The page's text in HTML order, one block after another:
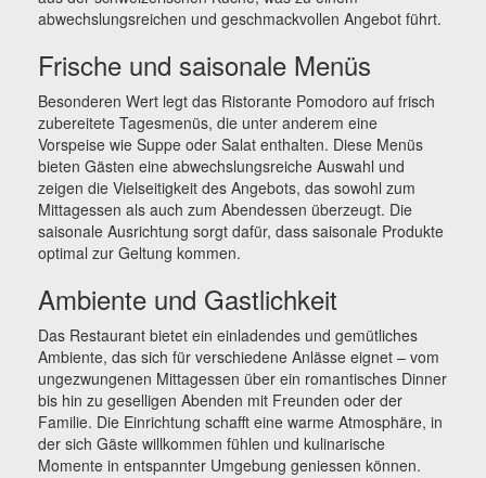
abwechslungsreichen und geschmackvollen Angebot führt.
Frische und saisonale Menüs
Besonderen Wert legt das Ristorante Pomodoro auf frisch
zubereitete Tagesmenüs, die unter anderem eine
Vorspeise wie Suppe oder Salat enthalten. Diese Menüs
bieten Gästen eine abwechslungsreiche Auswahl und
zeigen die Vielseitigkeit des Angebots, das sowohl zum
Mittagessen als auch zum Abendessen überzeugt. Die
saisonale Ausrichtung sorgt dafür, dass saisonale Produkte
optimal zur Geltung kommen.
Ambiente und Gastlichkeit
Das Restaurant bietet ein einladendes und gemütliches
Ambiente, das sich für verschiedene Anlässe eignet – vom
ungezwungenen Mittagessen über ein romantisches Dinner
bis hin zu geselligen Abenden mit Freunden oder der
Familie. Die Einrichtung schafft eine warme Atmosphäre, in
der sich Gäste willkommen fühlen und kulinarische
Momente in entspannter Umgebung geniessen können.